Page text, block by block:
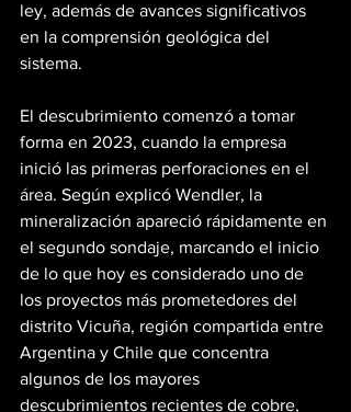
ley, además de avances significativos
en la comprensión geológica del
sistema.
El descubrimiento comenzó a tomar
forma en 2023, cuando la empresa
inició las primeras perforaciones en el
área. Según explicó Wendler, la
mineralización apareció rápidamente en
el segundo sondaje, marcando el inicio
de lo que hoy es considerado uno de
los proyectos más prometedores del
distrito Vicuña, región compartida entre
Argentina y Chile que concentra
algunos de los mayores
descubrimientos recientes de cobre,